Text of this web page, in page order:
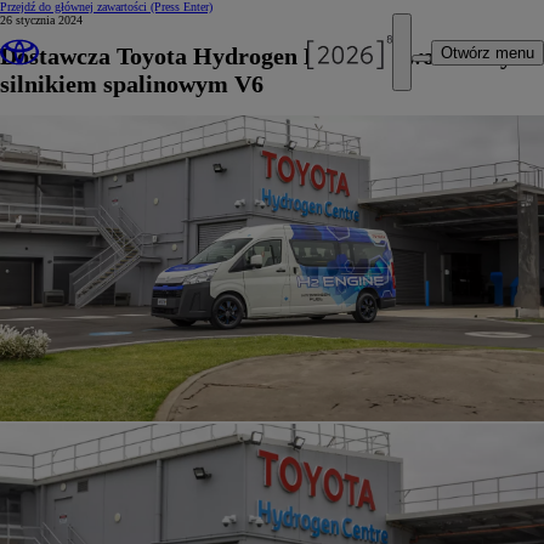
Przejdź do głównej zawartości (Press Enter)
Otwórz menu
26 stycznia 2024
Dostawcza Toyota Hydrogen HIACE z wodorowym
silnikiem spalinowym V6